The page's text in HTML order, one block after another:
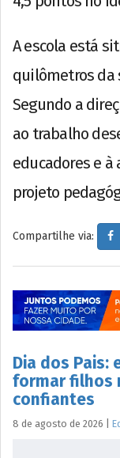
A escola está
quilômetros da
Segundo a
ao trabalho
educadores e à
projeto
Compartilhe via:
Dia dos Pais:
formar filhos
confiantes
8 de agosto de 2026